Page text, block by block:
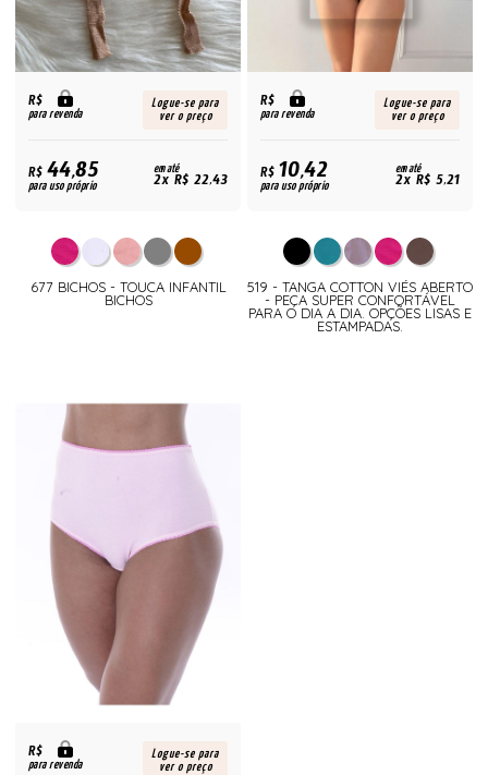
R$
para revenda
Logue-se para
ver o preço
R$44,85
para uso próprio
em até
2x R$ 22,43
677 BICHOS - TOUCA INFANTIL
BICHOS
R$
para revenda
Logue-se para
ver o preço
R$10,42
para uso próprio
em até
2x R$ 5,21
519 - TANGA COTTON VIÉS ABERTO
- PEÇA SUPER CONFORTÁVEL
PARA O DIA A DIA. OPÇÕES LISAS E
ESTAMPADAS.
R$
para revenda
Logue-se para
ver o preço